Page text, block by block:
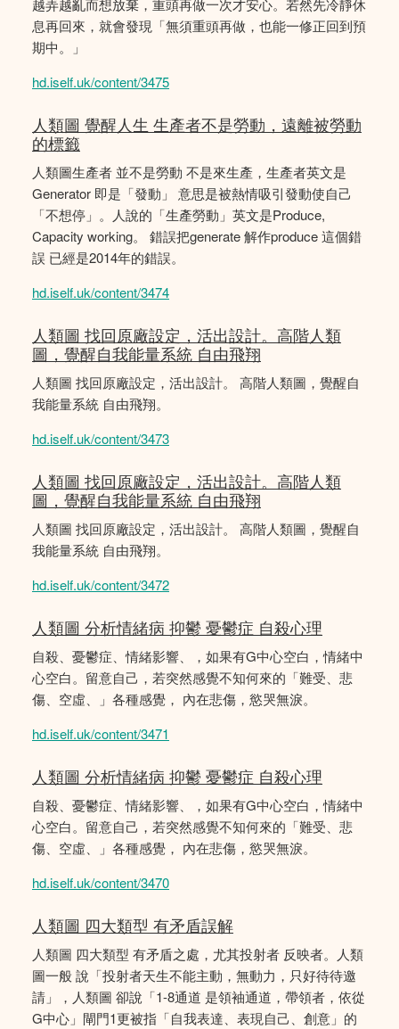
越弄越亂而想放棄，重頭再做一次才安心。若然先冷靜休
息再回來，就會發現「無須重頭再做，也能一修正回到預
期中。」
hd.iself.uk/content/3475
人類圖 覺醒人生 生產者不是勞動，遠離被勞動
的標籤
人類圖生產者 並不是勞動 不是來生產，生產者英文是
Generator 即是「發動」 意思是被熱情吸引發動使自己
「不想停」。人說的「生產勞動」英文是Produce,
Capacity working。 錯誤把generate 解作produce 這個錯
誤 已經是2014年的錯誤。
hd.iself.uk/content/3474
人類圖 找回原廠設定，活出設計。高階人類
圖，覺醒自我能量系統 自由飛翔
人類圖 找回原廠設定，活出設計。 高階人類圖，覺醒自
我能量系統 自由飛翔。
hd.iself.uk/content/3473
人類圖 找回原廠設定，活出設計。高階人類
圖，覺醒自我能量系統 自由飛翔
人類圖 找回原廠設定，活出設計。 高階人類圖，覺醒自
我能量系統 自由飛翔。
hd.iself.uk/content/3472
人類圖 分析情緒病 抑鬱 憂鬱症 自殺心理
自殺、憂鬱症、情緒影響、，如果有G中心空白，情緒中
心空白。留意自己，若突然感覺不知何來的「難受、悲
傷、空虛、」各種感覺， 內在悲傷，慾哭無淚。
hd.iself.uk/content/3471
人類圖 分析情緒病 抑鬱 憂鬱症 自殺心理
自殺、憂鬱症、情緒影響、，如果有G中心空白，情緒中
心空白。留意自己，若突然感覺不知何來的「難受、悲
傷、空虛、」各種感覺， 內在悲傷，慾哭無淚。
hd.iself.uk/content/3470
人類圖 四大類型 有矛盾誤解
人類圖 四大類型 有矛盾之處，尤其投射者 反映者。人類
圖一般 說「投射者天生不能主動，無動力，只好待待邀
請」，人類圖 卻說「1-8通道 是領袖通道，帶領者，依從
G中心」閘門1更被指「自我表達、表現自己、創意」的